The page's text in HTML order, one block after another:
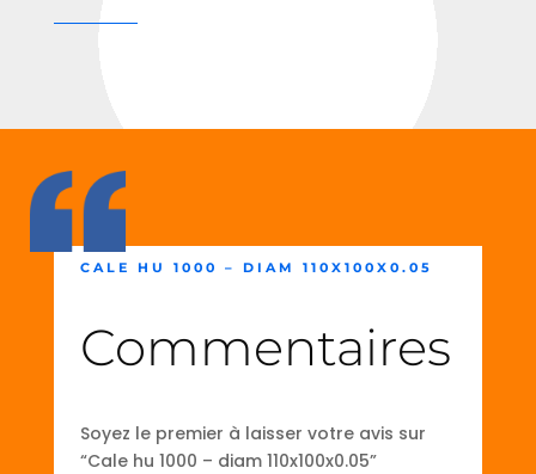
CALE HU 1000 – DIAM 110X100X0.05
Commentaires
Soyez le premier à laisser votre avis sur
“Cale hu 1000 – diam 110x100x0.05”